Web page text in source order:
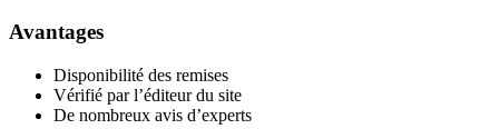
Avantages
Disponibilité des remises
Vérifié par l’éditeur du site
De nombreux avis d’experts